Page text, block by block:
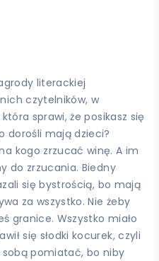
literackiej
czytelników, w
sprawi, że posikasz się
dorośli mają dzieci?
kogo zrzucać winę. A im
do zrzucania. Biedny
się bystrością, bo mają
za wszystko. Nie żeby
granice. Wszystko miało
się słodki kocurek, czyli
sobą pomiatać, bo niby